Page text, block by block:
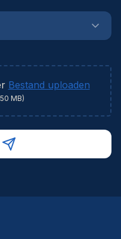
Bestand uploaden
MB)